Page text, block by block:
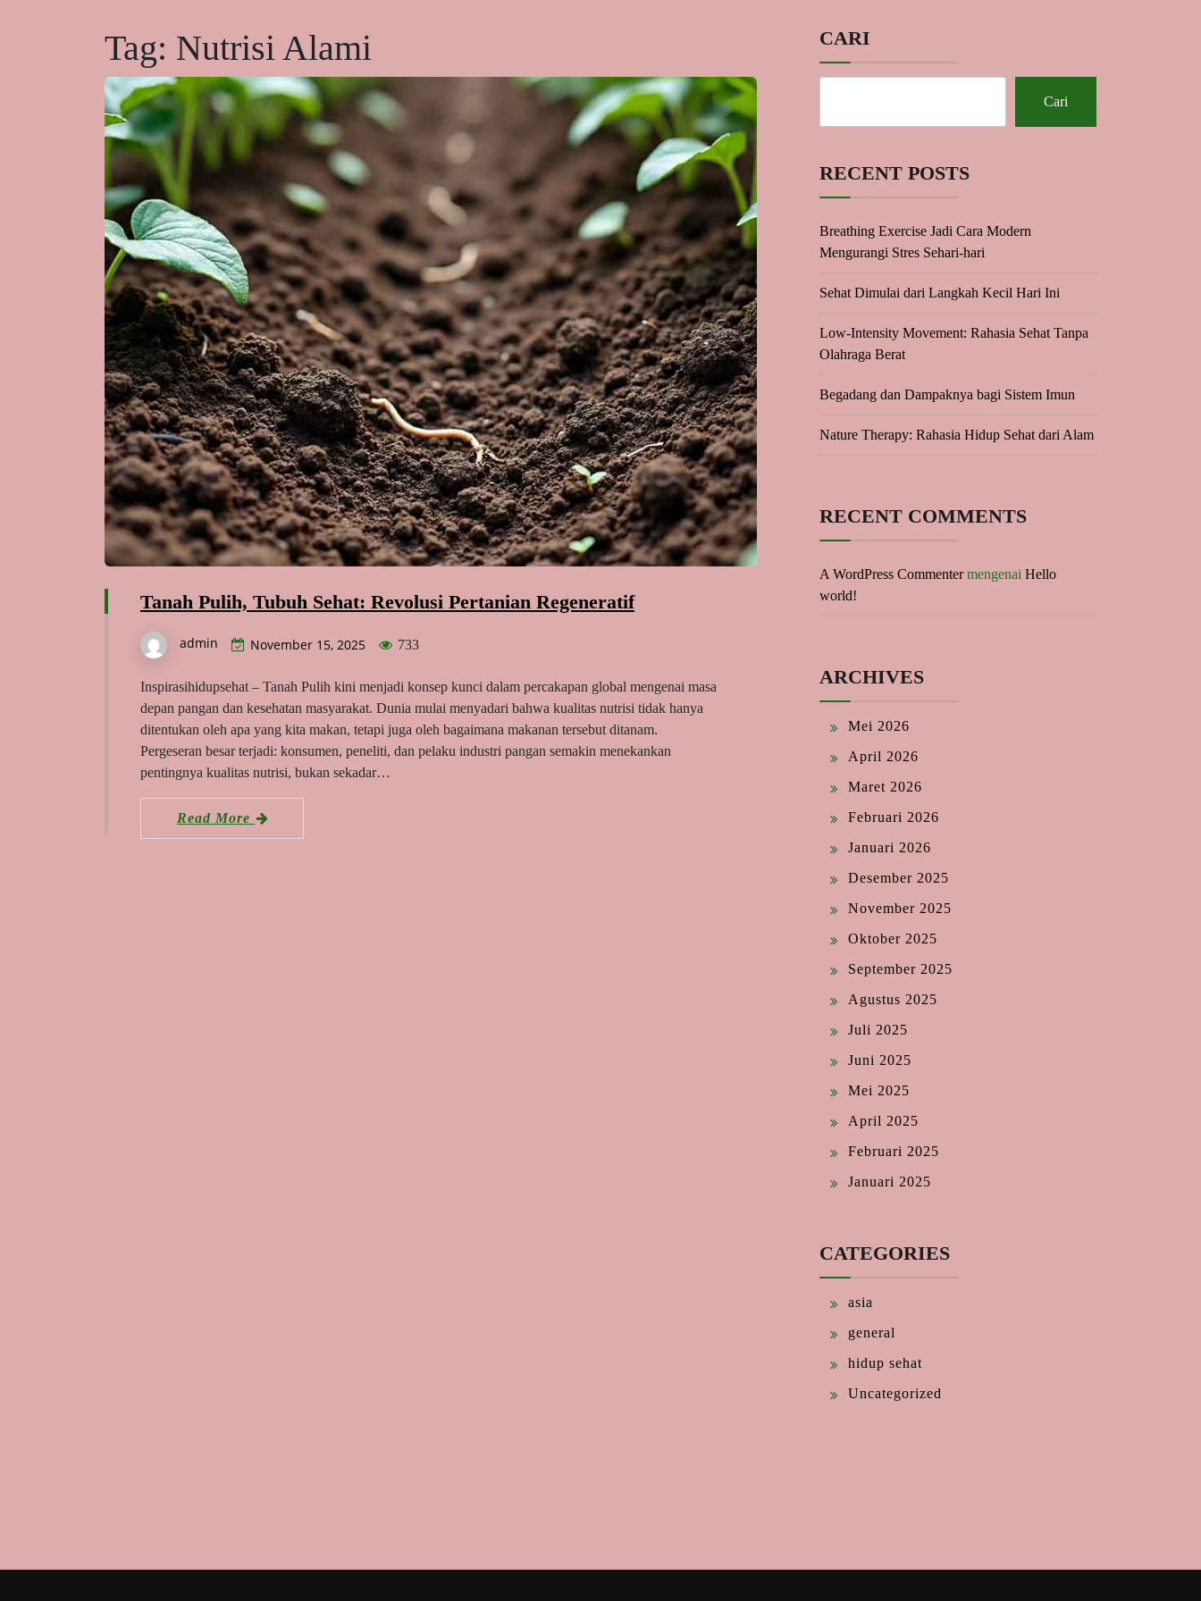
Tag: Nutrisi Alami
Tanah Pulih, Tubuh Sehat: Revolusi Pertanian Regeneratif
admin November 15, 2025 733
Inspirasihidupsehat – Tanah Pulih kini menjadi konsep kunci dalam percakapan global mengenai masa
depan pangan dan kesehatan masyarakat. Dunia mulai menyadari bahwa kualitas nutrisi tidak hanya
ditentukan oleh apa yang kita makan, tetapi juga oleh bagaimana makanan tersebut ditanam.
Pergeseran besar terjadi: konsumen, peneliti, dan pelaku industri pangan semakin menekankan
pentingnya kualitas nutrisi, bukan sekadar…
Read More
CARI
Cari
RECENT POSTS
Breathing Exercise Jadi Cara Modern
Mengurangi Stres Sehari-hari
Sehat Dimulai dari Langkah Kecil Hari Ini
Low-Intensity Movement: Rahasia Sehat Tanpa
Olahraga Berat
Begadang dan Dampaknya bagi Sistem Imun
Nature Therapy: Rahasia Hidup Sehat dari Alam
RECENT COMMENTS
A WordPress Commentermengenai Hello
world!
ARCHIVES
Mei 2026
April 2026
Maret 2026
Februari 2026
Januari 2026
Desember 2025
November 2025
Oktober 2025
September 2025
Agustus 2025
Juli 2025
Juni 2025
Mei 2025
April 2025
Februari 2025
Januari 2025
CATEGORIES
asia
general
hidup sehat
Uncategorized